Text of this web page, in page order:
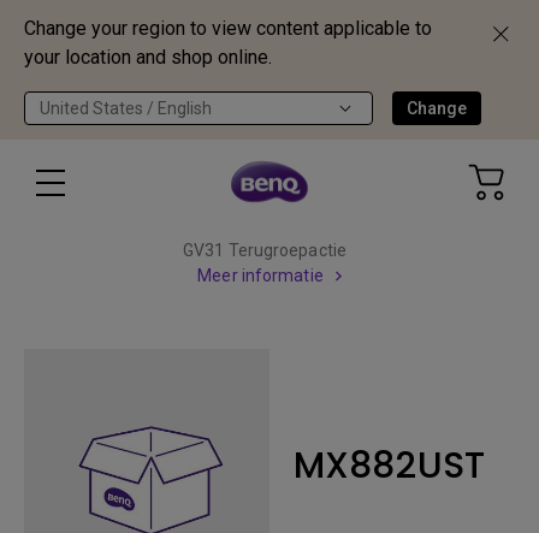
Change your region to view content applicable to
your location and shop online.
United States / English Change
GV31 Terugroepactie
Meer informatie
MX882UST